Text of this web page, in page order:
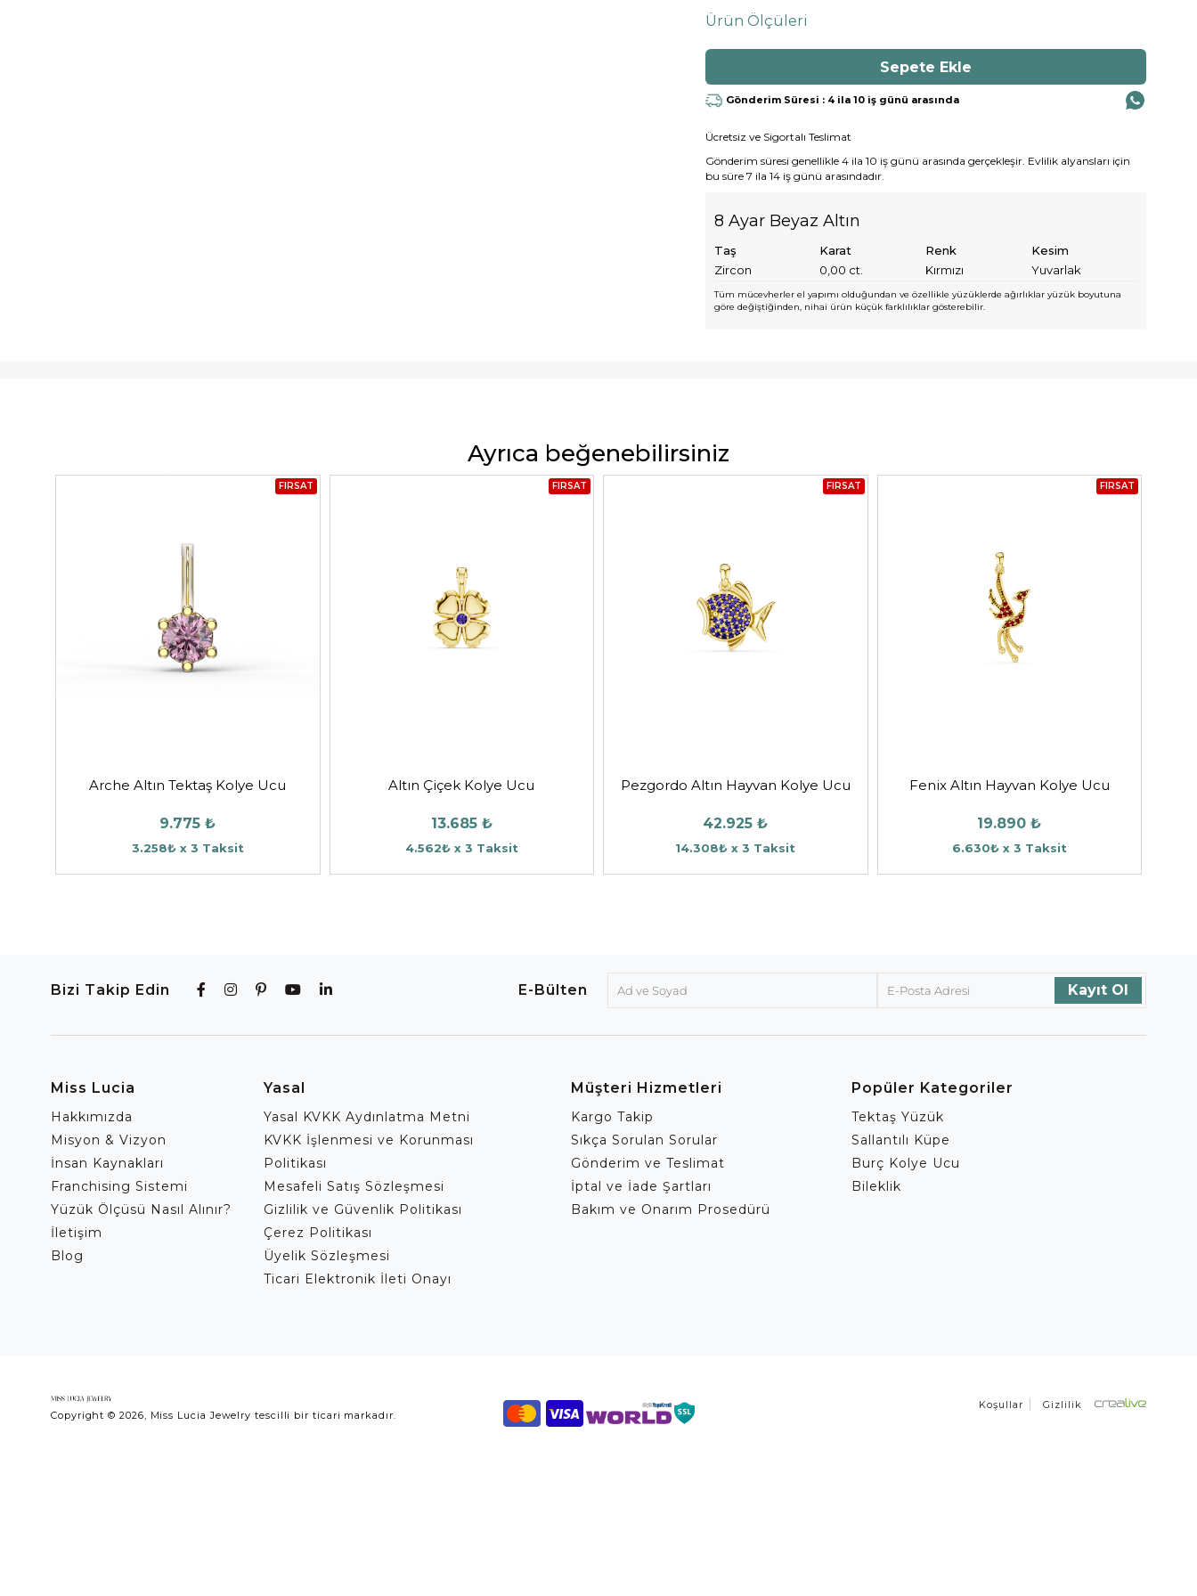
Ürün Ölçüleri
Gönderim Süresi : 4 ila 10 iş günü arasında
Ücretsiz ve Sigortalı Teslimat
Gönderim süresi genellikle 4 ila 10 iş günü arasında gerçekleşir. Evlilik alyansları için
bu süre 7 ila 14 iş günü arasındadır.
8 Ayar Beyaz Altın
Taş Karat Renk
Kesim
Zircon
0,00 ct. Kırmızı Yuvarlak
Tüm mücevherler el yapımı olduğundan ve özellikle yüzüklerde ağırlıklar yüzük boyutuna
göre değiştiğinden, nihai ürün küçük farklılıklar gösterebilir.
Ayrıca beğenebilirsiniz
FIRSAT
Arche Altın Tektaş Kolye Ucu
9.775 ₺
3.258₺ x 3 Taksit
FIRSAT
Altın Çiçek Kolye Ucu
13.685 ₺
4.562₺ x 3 Taksit
FIRSAT
Pezgordo Altın Hayvan Kolye Ucu
42.925 ₺
14.308₺ x 3 Taksit
FIRSAT
Fenix Altın Hayvan Kolye Ucu
19.890 ₺
6.630₺ x 3 Taksit
Bizi Takip Edin E-Bülten
Miss Lucia
Hakkımızda
Misyon & Vizyon
İnsan Kaynakları
Franchising Sistemi
Yüzük Ölçüsü Nasıl Alınır?
İletişim
Blog
Yasal
Yasal KVKK Aydınlatma Metni
KVKK İşlenmesi ve Korunması
Politikası
Mesafeli Satış Sözleşmesi
Gizlilik ve Güvenlik Politikası
Çerez Politikası
Üyelik Sözleşmesi
Ticari Elektronik İleti Onayı
Müşteri Hizmetleri
Kargo Takip
Sıkça Sorulan Sorular
Gönderim ve Teslimat
İptal ve İade Şartları
Bakım ve Onarım Prosedürü
Popüler Kategoriler
Tektaş Yüzük
Sallantılı Küpe
Burç Kolye Ucu
Bileklik
Copyright © 2026, Miss Lucia Jewelry tescilli bir ticari markadır.
Koşullar Gizlilik